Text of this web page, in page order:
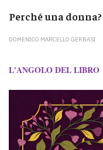
Perché una donna?
DOMENICO MARCELLO GERBASI
L'ANGOLO DEL LIBRO